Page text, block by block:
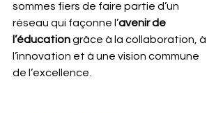
sommes fiers de faire partie d’un
réseau qui façonne l’avenir de
l’éducation grâce à la collaboration, à
l’innovation et à une vision commune
de l’excellence.